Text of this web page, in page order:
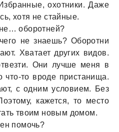
охотники. Даже
хотя не стайные.
оборотней?
не знаешь? Оборотни
Хватает других видов.
Они лучше меня в
что-то вроде пристанища.
с одним условием. Без
кажется, то место
твоим новым домом.
помочь?